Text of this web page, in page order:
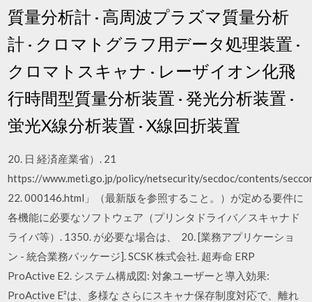
質量分析計 · 高周波プラズマ質量分析
計 · クロマトグラフ用データ処理装置 ·
クロマトスキャナ · レーザイオン化飛
行時間型質量分析装置 · 発光分析装置 ·
蛍光X線分析装置 · X線回折装置
20. 日 経済産業省）. 21
https://www.meti.go.jp/policy/netsecurity/secdoc/contents/
22. 000146.html」（最新版を参照すること。）が定める要件に
各機能に必要なソフトウェア（プリンタドライバ／スキャナド
ライバ等）. 1350. が必要な場合は、 20. [業務アプリケーショ
ン - 統合業務パッケージ]. SCSK 株式会社. 超寿命 ERP
ProActive E2. システム構成図: 対象ユーザーと導入効果:
ProActive E²は、多様な さらにスキャナ保存制度対応で、離れ